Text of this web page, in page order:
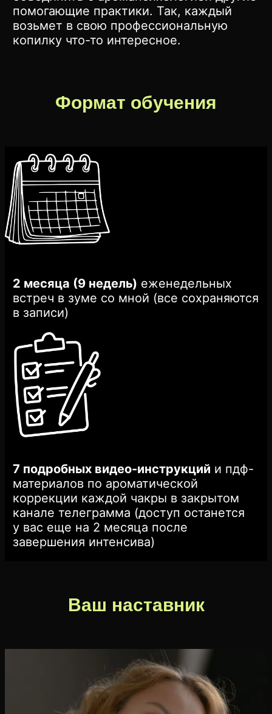
помогающие практики. Так, каждый
возьмет в свою профессиональную
копилку что-то интересное.
Формат обучения
2 месяца (9 недель) еженедельных
встреч в зуме со мной (все сохраняются
в записи)
7 подробных видео-инструкций и пдф-
материалов по ароматической
коррекции каждой чакры в закрытом
канале телеграмма (доступ останется
у вас еще на 2 месяца после
завершения интенсива)
Ваш наставник